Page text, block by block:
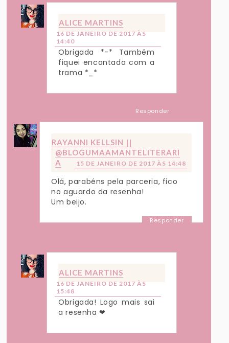
ALICE MARTINS
16 DE JANEIRO DE 2017 ÀS
14:40
Obrigada *-* Também
fiquei encantada com a
trama *_*
Responder
RAYANNI KELLSIN ||
@BLOGUMAAMANTELITERARI
A
15 DE JANEIRO DE 2017 ÀS 14:48
Olá, parabéns pela parceria, fico
no aguardo da resenha!
Um beijo.
Responder
ALICE MARTINS
16 DE JANEIRO DE 2017 ÀS
15:48
Obrigada! Logo mais sai
a resenha ❤